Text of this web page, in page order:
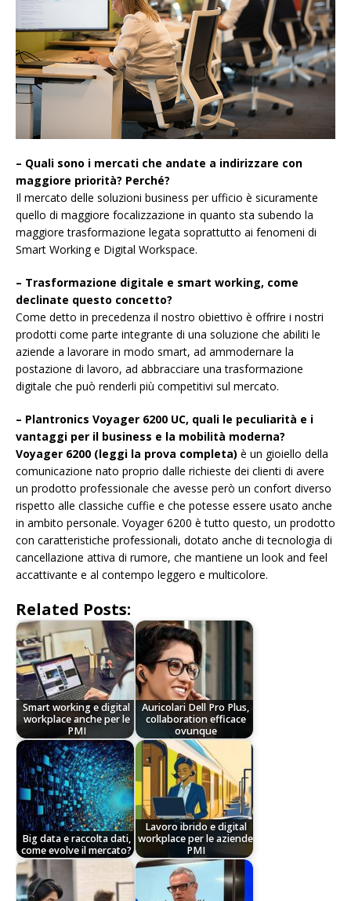
– Quali sono i mercati che andate a indirizzare con
maggiore priorità? Perché?
Il mercato delle soluzioni business per ufficio è sicuramente
quello di maggiore focalizzazione in quanto sta subendo la
maggiore trasformazione legata soprattutto ai fenomeni di
Smart Working e Digital Workspace.
– Trasformazione digitale e smart working, come
declinate questo concetto?
Come detto in precedenza il nostro obiettivo è offrire i nostri
prodotti come parte integrante di una soluzione che abiliti le
aziende a lavorare in modo smart, ad ammodernare la
postazione di lavoro, ad abbracciare una trasformazione
digitale che può renderli più competitivi sul mercato.
– Plantronics Voyager 6200 UC, quali le peculiarità e i
vantaggi per il business e la mobilità moderna?
Voyager 6200 (leggi la prova completa) è un gioiello della
comunicazione nato proprio dalle richieste dei clienti di avere
un prodotto professionale che avesse però un confort diverso
rispetto alle classiche cuffie e che potesse essere usato anche
in ambito personale. Voyager 6200 è tutto questo, un prodotto
con caratteristiche professionali, dotato anche di tecnologia di
cancellazione attiva di rumore, che mantiene un look and feel
accattivante e al contempo leggero e multicolore.
Related Posts:
Smart working e digital
workplace anche per le
PMI
Auricolari Dell Pro Plus,
collaboration efficace
ovunque
Big data e raccolta dati,
come evolve il mercato?
Lavoro ibrido e digital
workplace per le aziende
PMI